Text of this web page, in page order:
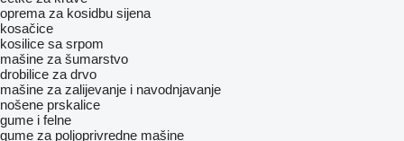
oprema za kosidbu sijena
kosačice
kosilice sa srpom
mašine za šumarstvo
drobilice za drvo
mašine za zaliјеvanje i navodnjavanje
nošene prskalice
gume i felne
gume za poljoprivredne mašine